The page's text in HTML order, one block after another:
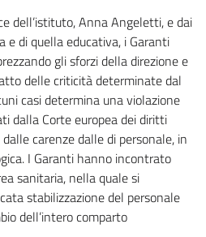
dell’istituto, Anna Angeletti, e dai
e di quella educativa, i Garanti
gli sforzi della direzione e
delle criticità determinate dal
casi determina una violazione
dalla Corte europea dei diritti
carenze dalle di personale, in
I Garanti hanno incontrato
sanitaria, nella quale si
stabilizzazione del personale
dell’intero comparto